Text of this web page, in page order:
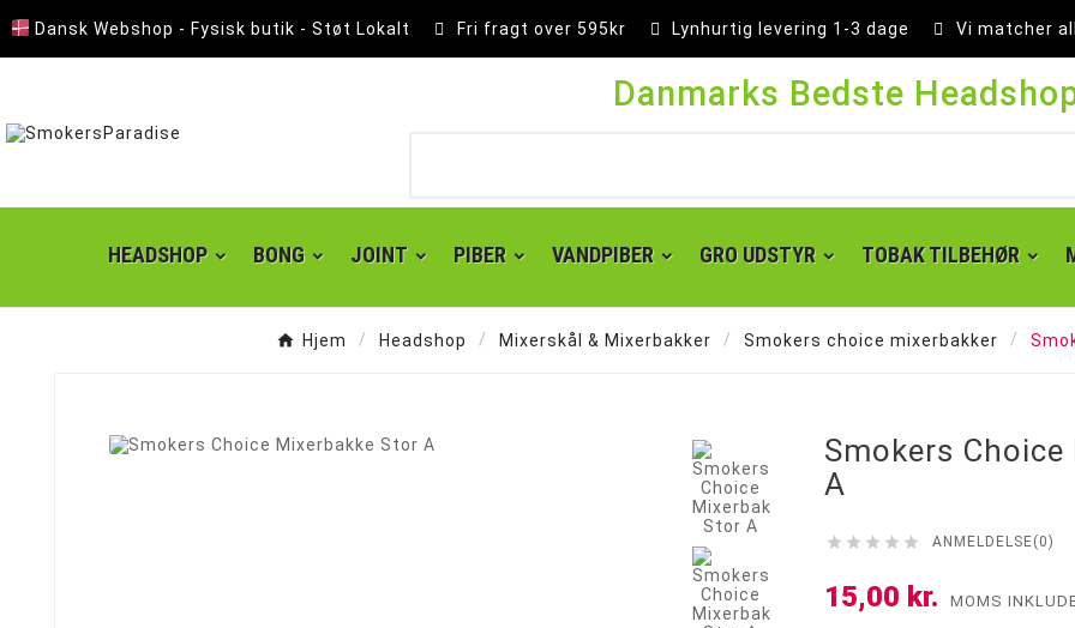
Dansk Webshop - Fysisk butik - Støt Lokalt Fri fragt over 595kr Lynhurtig levering 1-3 dage Vi matcher
Danmarks Bedste
HEADSHOP BONG JOINT PIBER VANDPIBER GRO UDSTYR TOBAK TILBEHØR
Hjem Headshop Mixerskål & Mixerbakker Smokers choice mixerbakker
Smokers
A
     ANMELDELSE(0)
15,00 kr. MOMS